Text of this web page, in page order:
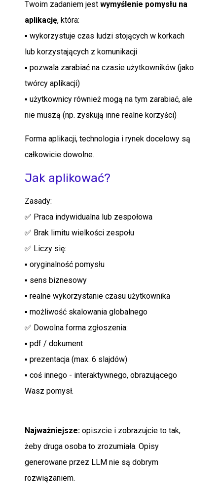
Twoim zadaniem jest wymyślenie pomysłu na
aplikację, która:
▪ wykorzystuje czas ludzi stojących w korkach
lub korzystających z komunikacji
▪ pozwala zarabiać na czasie użytkowników (jako
twórcy aplikacji)
▪ użytkownicy również mogą na tym zarabiać, ale
nie muszą (np. zyskują inne realne korzyści)
Forma aplikacji, technologia i rynek docelowy są
całkowicie dowolne.
Jak aplikować?
Zasady:
✅ Praca indywidualna lub zespołowa
✅ Brak limitu wielkości zespołu
✅ Liczy się:
▪ oryginalność pomysłu
▪ sens biznesowy
▪ realne wykorzystanie czasu użytkownika
▪ możliwość skalowania globalnego
✅ Dowolna forma zgłoszenia:
▪ pdf / dokument
▪ prezentacja (max. 6 slajdów)
▪ coś innego - interaktywnego, obrazującego
Wasz pomysł.
Najważniejsze: opiszcie i zobrazujcie to tak,
żeby druga osoba to zrozumiała. Opisy
generowane przez LLM nie są dobrym
rozwiązaniem.